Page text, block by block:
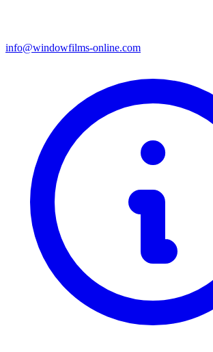
info@windowfilms-online.com